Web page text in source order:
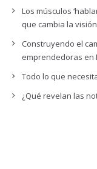
Los músculos
que cambia la
Construyendo el
emprendedoras en
Todo lo que
¿Qué revelan las